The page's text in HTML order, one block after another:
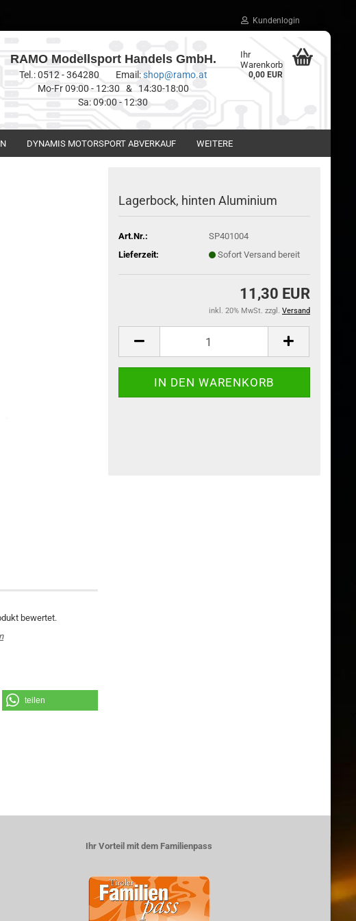
Kundenlogin
RAMO Modellsport Handels GmbH.
Tel.: 0512 - 364280 Email:shop@ramo.at
Mo-Fr 09:00 - 12:30 & 14:30-18:00
Sa: 09:00 - 12:30
Ihr
Warenkorb
0,00 EUR
DYNAMIS MOTORSPORT ABVERKAUF WEITERE
Lagerbock, hinten Aluminium
Art.Nr.:
SP401004
Lieferzeit:
Sofort Versand bereit
11,30 EUR
inkl. 20% MwSt. zzgl. Versand
bewertet.
teilen
Ihr Vorteil mit dem Familienpass